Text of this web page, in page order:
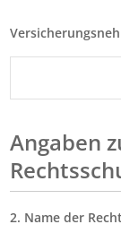
Angaben
2. Name der